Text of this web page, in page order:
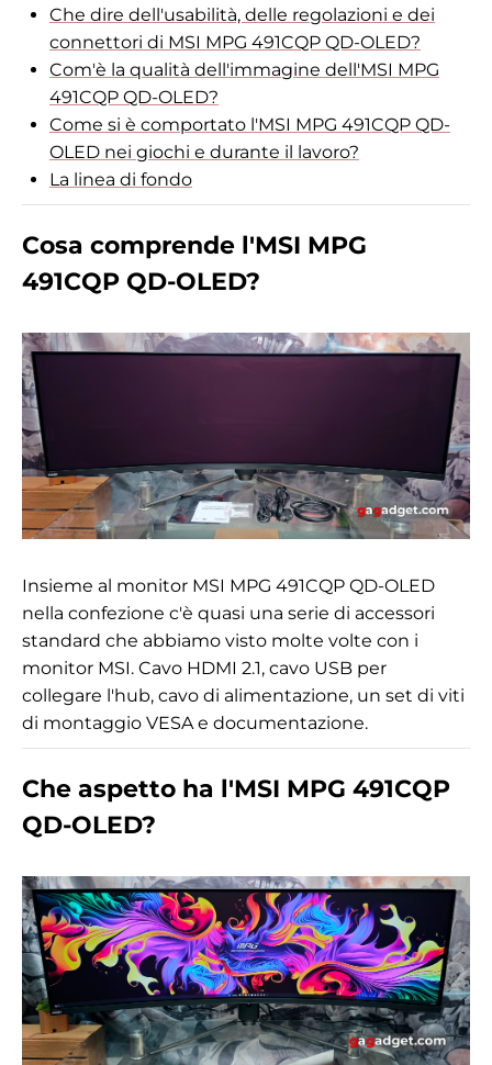
Che dire dell'usabilità, delle regolazioni e dei
connettori di MSI MPG 491CQP QD-OLED?
Com'è la qualità dell'immagine dell'MSI MPG
491CQP QD-OLED?
Come si è comportato l'MSI MPG 491CQP QD-
OLED nei giochi e durante il lavoro?
La linea di fondo
Cosa comprende l'MSI MPG
491CQP QD-OLED?
Insieme al monitor MSI MPG 491CQP QD-OLED
nella confezione c'è quasi una serie di accessori
standard che abbiamo visto molte volte con i
monitor MSI. Cavo HDMI 2.1, cavo USB per
collegare l'hub, cavo di alimentazione, un set di viti
di montaggio VESA e documentazione.
Che aspetto ha l'MSI MPG 491CQP
QD-OLED?